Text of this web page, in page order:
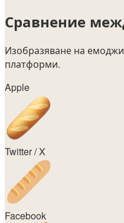
Сравнение
Изобразяване на
платформи.
Apple
Twitter / X
Facebook